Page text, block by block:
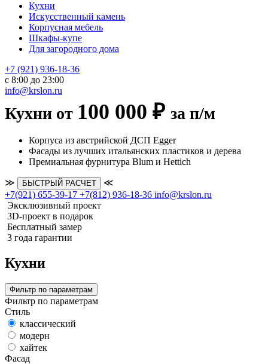
Кухни
Искусственный камень
Корпусная мебель
Шкафы-купе
Для загородного дома
+7 (921) 936-18-36
с 8:00 до 23:00
info@krslon.ru
Кухни от 100 000 ₽ за п/м
Корпуса из австрийской ДСП Egger
Фасады из лучших итальянских пластиков и дерева
Премиальная фурнитура Blum и Hettich
≫ БЫСТРЫЙ РАСЧЕТ
≪
+7(921) 655-39-17 +7(812) 936-18-36 info@krslon.ru
Эксклюзивный проект
3D-проект в подарок
Бесплатный замер
3 года гарантии
Кухни
Фильтр по параметрам
Фильтр по параметрам
Стиль
классический
модерн
хайтек
Фасад